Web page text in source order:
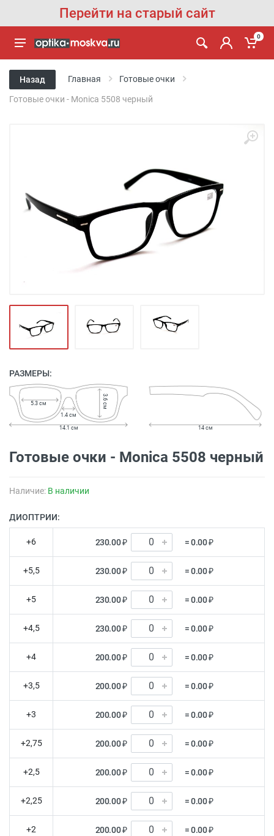
Перейти на старый сайт
0
Назад Главная Готовые очки
Готовые очки - Monica 5508 черный
РАЗМЕРЫ:
1.4 см
5.3 см 3.6 см
14.1 см 14 см
Готовые очки - Monica 5508 черный
Наличие: В наличии
ДИОПТРИИ:
+6 230.00 ₽ = 0.00 ₽
+5,5 230.00 ₽ = 0.00 ₽
+5 230.00 ₽ = 0.00 ₽
+4,5 230.00 ₽ = 0.00 ₽
+4 200.00 ₽ = 0.00 ₽
+3,5 200.00 ₽ = 0.00 ₽
+3 200.00 ₽ = 0.00 ₽
+2,75 200.00 ₽ = 0.00 ₽
+2,5 200.00 ₽ = 0.00 ₽
+2,25 200.00 ₽ = 0.00 ₽
+2 200.00 ₽ = 0.00 ₽